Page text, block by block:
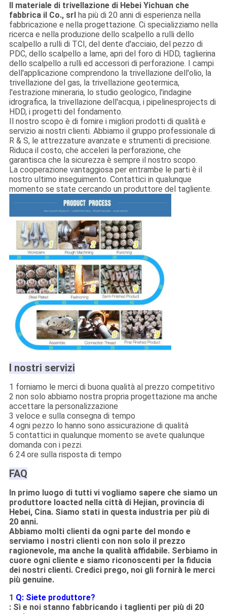
Il materiale di trivellazione di Hebei Yichuan che
fabbrica il Co., srl ha più di 20 anni di esperienza nella
fabbricazione e nella progettazione. Ci specializziamo nella
ricerca e nella produzione dello scalpello a rulli dello
scalpello a rulli di TCI, del dente d'acciaio, del pezzo di
PDC, dello scalpello a lame, apri del foro di HDD, taglierina
dello scalpello a rulli ed accessori di perforazione. I campi
dell'applicazione comprendono la trivellazione dell'olio, la
trivellazione del gas, la trivellazione geotermica,
l'estrazione mineraria, lo studio geologico, l'indagine
idrografica, la trivellazione dell'acqua, i pipelinesprojects di
HDD, i progetti del fondamento.
Il nostro scopo è di fornire i migliori prodotti di qualità e
servizio ai nostri clienti. Abbiamo il gruppo professionale di
R & S, le attrezzature avanzate e strumenti di precisione.
Riduca il costo, che acceleri la perforazione, che
garantisca che la sicurezza è sempre il nostro scopo.
La cooperazione vantaggiosa per entrambe le parti è il
nostro ultimo inseguimento. Contattici in qualunque
momento se state cercando un produttore del tagliente.
I nostri servizi
1 forniamo le merci di buona qualità al prezzo competitivo
2 non solo abbiamo nostra propria progettazione ma anche
accettare la personalizzazione
3 veloce e sulla consegna di tempo
4 ogni pezzo lo hanno sono assicurazione di qualità
5 contattici in qualunque momento se avete qualunque
domanda con i pezzi.
6 24 ore sulla risposta di tempo
FAQ
In primo luogo di tutti vi vogliamo sapere che siamo un
produttore loacted nella città di Hejian, provincia di
Hebei, Cina. Siamo stati in questa industria per più di
20 anni.
Abbiamo molti clienti da ogni parte del mondo e
serviamo i nostri clienti con non solo il prezzo
ragionevole, ma anche la qualità affidabile. Serbiamo in
cuore ogni cliente e siamo riconoscenti per la fiducia
dei nostri clienti. Credici prego, noi gli fornirà le merci
più genuine.
1 Q: Siete produttore?
: Sì e noi stanno fabbricando i taglienti per più di 20